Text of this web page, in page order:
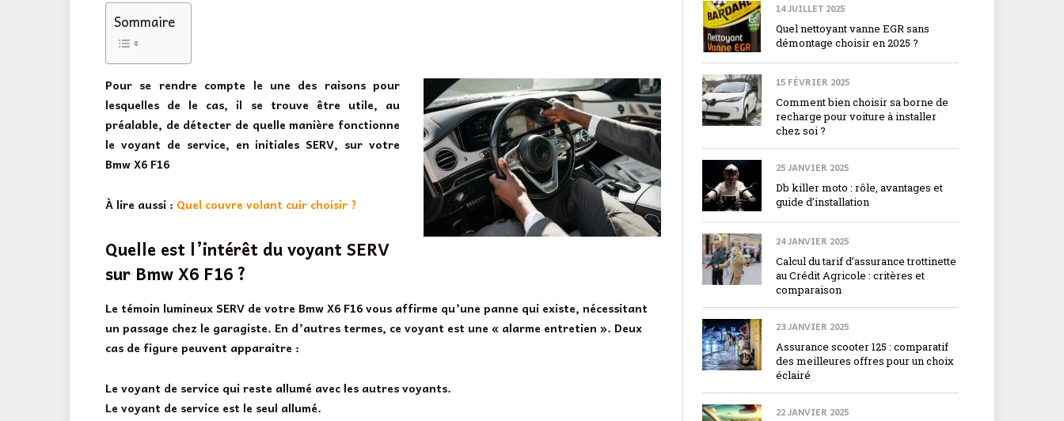
Sommaire
Pour se rendre compte le une des raisons pour
lesquelles de le cas, il se trouve être utile, au
préalable, de détecter de quelle manière fonctionne
le voyant de service, en initiales SERV, sur votre
Bmw X6 F16
À lire aussi : Quel couvre volant cuir choisir ?
Quelle est l’intérêt du voyant SERV
sur Bmw X6 F16 ?
Le témoin lumineux SERV de votre Bmw X6 F16vous affirme qu’une panne qui existe, nécessitant
un passage chez le garagiste. En d’autres termes, ce voyant est une « alarme entretien ». Deux
cas de figure peuvent apparaitre :
Le voyant de service qui reste allumé avec les autres voyants.
Le voyant de service est le seul allumé.
14 JUILLET 2025
Quel nettoyant vanne EGR sans
démontage choisir en 2025 ?
15 FÉVRIER 2025
Comment bien choisir sa borne de
recharge pour voiture à installer
chez soi ?
25 JANVIER 2025
Db killer moto : rôle, avantages et
guide d’installation
24 JANVIER 2025
Calcul du tarif d’assurance trottinette
au Crédit Agricole : critères et
comparaison
23 JANVIER 2025
Assurance scooter 125 : comparatif
des meilleures offres pour un choix
éclairé
22 JANVIER 2025